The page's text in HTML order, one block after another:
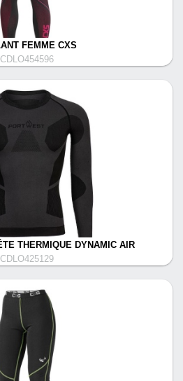
FEMME CXS
CDLO454596
THERMIQUE DYNAMIC AIR
CDLO425129